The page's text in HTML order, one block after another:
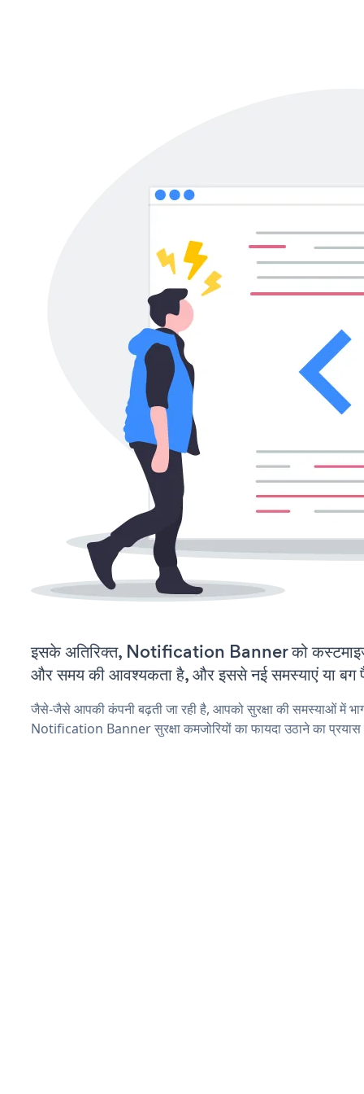
इसके अतिरिक्त, Notification Banner को
और समय की आवश्यकता है, और इससे नई समस्याएं या बग
जैसे-जैसे आपकी कंपनी बढ़ती जा रही है, आपको सुरक्षा की समस्याओं में
Notification Banner सुरक्षा कमजोरियों का फायदा उठाने का